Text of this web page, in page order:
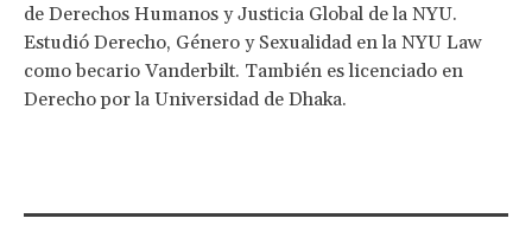
de Derechos Humanos y Justicia Global de la NYU.
Estudió Derecho, Género y Sexualidad en la NYU Law
como becario Vanderbilt. También es licenciado en
Derecho por la Universidad de Dhaka.